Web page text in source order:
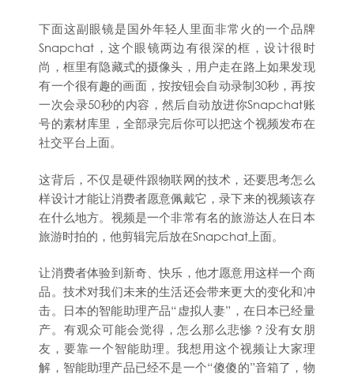
下面这副眼镜是国外年轻人里面非常火的一个品牌
Snapchat，这个眼镜两边有很深的框，设计很时
尚，框里有隐藏式的摄像头，用户走在路上如果发现
有一个很有趣的画面，按按钮会自动录制30秒，再按
一次会录50秒的内容，然后自动放进你Snapchat账
号的素材库里，全部录完后你可以把这个视频发布在
社交平台上面。
这背后，不仅是硬件跟物联网的技术，还要思考怎么
样设计才能让消费者愿意佩戴它，录下来的视频该存
在什么地方。视频是一个非常有名的旅游达人在日本
旅游时拍的，他剪辑完后放在Snapchat上面。
让消费者体验到新奇、快乐，他才愿意用这样一个商
品。技术对我们未来的生活还会带来更大的变化和冲
击。日本的智能助理产品“虚拟人妻”，在日本已经量
产。有观众可能会觉得，怎么那么悲惨？没有女朋
友，要靠一个智能助理。我想用这个视频让大家理
解，智能助理产品已经不是一个“傻傻的”音箱了，物